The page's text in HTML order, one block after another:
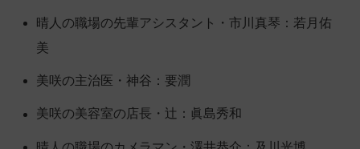
晴人の職場の先輩アシスタント・市川真琴：若月佑
美
美咲の主治医・神谷：要潤
美咲の美容室の店長・辻：眞島秀和